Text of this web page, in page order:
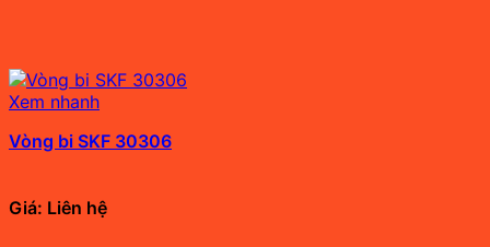
Xem nhanh
Vòng bi SKF 30306
Giá: Liên hệ